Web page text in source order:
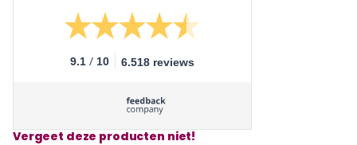
9.1 / 10 6.518 reviews
Vergeet deze producten niet!